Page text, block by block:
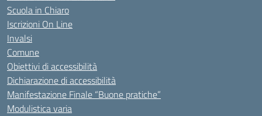
Scuola in Chiaro
Iscrizioni On Line
Invalsi
Comune
Obiettivi di accessibilità
Dichiarazione di accessibilità
Manifestazione Finale “Buone pratiche”
Modulistica varia